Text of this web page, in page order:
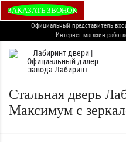
ЗАКАЗАТЬ ЗВОНОК
Официальный представитель
Интернет-магазин
Стальная дверь
Максимум с